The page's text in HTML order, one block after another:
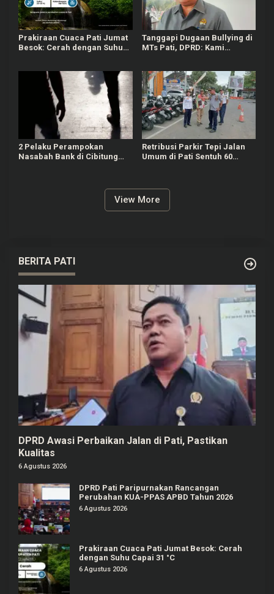
Prakiraan Cuaca Pati Jumat
Besok: Cerah dengan Suhu
Tanggapi Dugaan Bullying di
MTs Pati, DPRD: Kami
2 Pelaku Perampokan
Nasabah Bank di Cibitung
Retribusi Parkir Tepi Jalan
Umum di Pati Sentuh 60
View More
BERITA PATI
DPRD Awasi Perbaikan Jalan di Pati, Pastikan
Kualitas
6 Agustus 2026
DPRD Pati Paripurnakan Rancangan
Perubahan KUA-PPAS APBD Tahun 2026
6 Agustus 2026
Prakiraan Cuaca Pati Jumat Besok: Cerah
dengan Suhu Capai 31 °C
6 Agustus 2026